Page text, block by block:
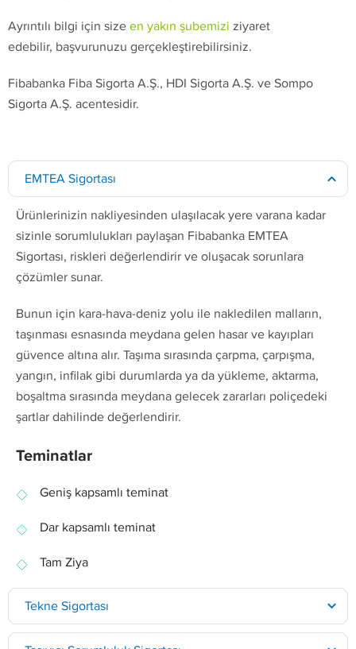
Ayrıntılı bilgi için sizeen yakın şubemizi ziyaret
edebilir, başvurunuzu gerçekleştirebilirsiniz.
Fibabanka Fiba Sigorta A.Ş., HDI Sigorta A.Ş. ve Sompo
Sigorta A.Ş. acentesidir.
EMTEA Sigortası
Ürünlerinizin nakliyesinden ulaşılacak yere varana kadar
sizinle sorumlulukları paylaşan Fibabanka EMTEA
Sigortası, riskleri değerlendirir ve oluşacak sorunlara
çözümler sunar.
Bunun için kara-hava-deniz yolu ile nakledilen malların,
taşınması esnasında meydana gelen hasar ve kayıpları
güvence altına alır. Taşıma sırasında çarpma, çarpışma,
yangın, infilak gibi durumlarda ya da yükleme, aktarma,
boşaltma sırasında meydana gelecek zararları poliçedeki
şartlar dahilinde değerlendirir.
Teminatlar
Geniş kapsamlı teminat
Dar kapsamlı teminat
Tam Ziya
Tekne Sigortası